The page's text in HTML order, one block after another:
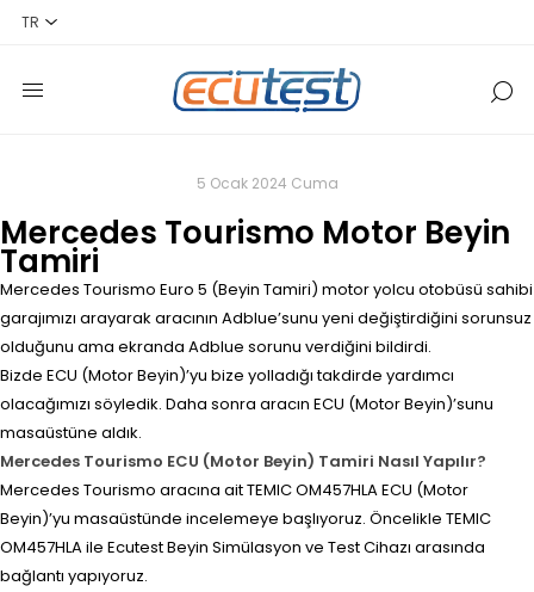
5 Ocak 2024 Cuma
Mercedes Tourismo Motor Beyin
Tamiri
Mercedes Tourismo Euro 5 (Beyin Tamiri) motor yolcu otobüsü sahibi
garajımızı arayarak aracının Adblue’sunu yeni değiştirdiğini sorunsuz
olduğunu ama ekranda Adblue sorunu verdiğini bildirdi.
Bizde ECU (Motor Beyin)’yu bize yolladığı takdirde yardımcı
olacağımızı söyledik. Daha sonra aracın ECU (Motor Beyin)’sunu
masaüstüne aldık.
Mercedes Tourismo ECU (Motor Beyin) Tamiri Nasıl Yapılır?
Mercedes Tourismo aracına ait TEMIC OM457HLA ECU (Motor
Beyin)’yu masaüstünde incelemeye başlıyoruz. Öncelikle TEMIC
OM457HLA ile Ecutest Beyin Simülasyon ve Test Cihazı arasında
bağlantı yapıyoruz.